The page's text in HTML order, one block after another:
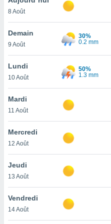
et
»,
au
vous
qu'ils
ou
le
ainsi
un
la
du
8 Août
Demain
9 Août
30%
0.2 mm
Lundi
10 Août
50%
1.3 mm
Mardi
11 Août
Mercredi
12 Août
Jeudi
13 Août
Vendredi
14 Août